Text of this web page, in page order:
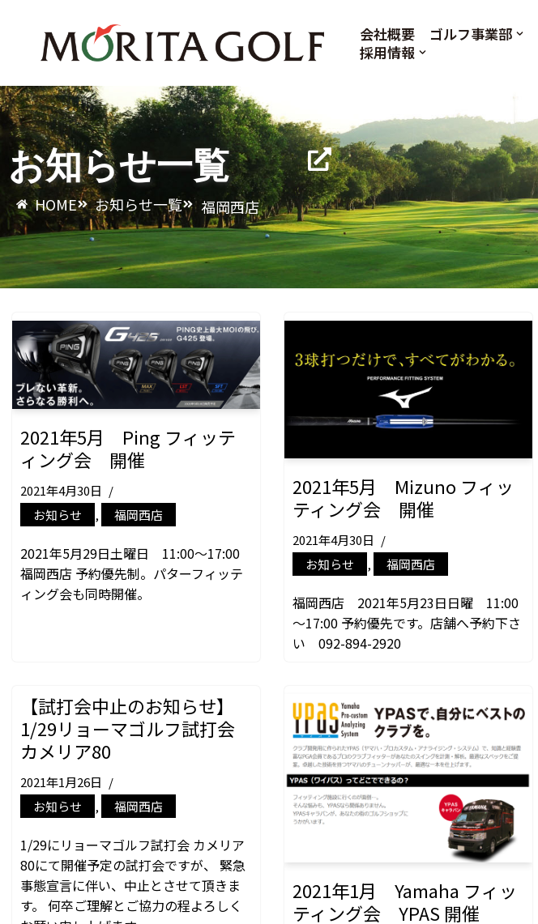
テ
ン
ツ
へ
ス
キ
ッ
プ
会社概要 ゴルフ事業部
採用情報
お知らせ一覧
HOME お知らせ一覧 福岡西店
2021年5月 Ping フィッテ
ィング会 開催
2021年4月30日
お知らせ
, 福岡西店
2021年5月29日土曜日 11:00～17:00
福岡西店 予約優先制。パターフィッテ
ィング会も同時開催。
2021年5月 Mizuno フィッ
ティング会 開催
2021年4月30日
お知らせ
, 福岡西店
福岡西店 2021年5月23日日曜 11:00
～17:00 予約優先です。店舗へ予約下さ
い 092-894-2920
【試打会中止のお知らせ】
1/29リョーマゴルフ試打会
カメリア80
2021年1月26日
お知らせ
, 福岡西店
1/29にリョーマゴルフ試打会 カメリア
80にて開催予定の試打会ですが、 緊急
事態宣言に伴い、中止とさせて頂きま
す。 何卒ご理解とご協力の程よろしく
2021年1月 Yamaha フィッ
ティング会 YPAS 開催